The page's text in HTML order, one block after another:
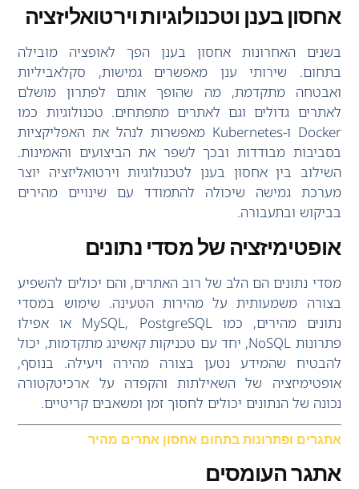
אחסון בענן וטכנולוגיות וירטואליזציה
בשנים האחרונות אחסון בענן הפך לאופציה מובילה
בתחום. שירותי ענן מאפשרים גמישות, סקלאביליות
ואבטחה מתקדמת, מה שהופך אותם לפתרון מושלם
לאתרים גדולים וגם לאתרים מתפתחים. טכנולוגיות כמו
Docker ו-Kubernetes מאפשרות לנהל את האפליקציות
בסביבות מבודדות ובכך לשפר את הביצועים והאמינות.
השילוב בין אחסון בענן לטכנולוגיות וירטואליזציה יוצר
מערכת גמישה שיכולה להתמודד עם שינויים מהירים
בביקוש ובתעבורה.
אופטימיזציה של מסדי נתונים
מסדי נתונים הם הלב של רוב האתרים, והם יכולים להשפיע
בצורה משמעותית על מהירות הטעינה. שימוש במסדי
נתונים מהירים, כמו MySQL, PostgreSQL או אפילו
פתרונות NoSQL, יחד עם טכניקות קאשינג מתקדמות, יכול
להבטיח שהמידע נטען בצורה מהירה ויעילה. בנוסף,
אופטימיזציה של השאילתות והקפדה על ארכיטקטורה
נכונה של הנתונים יכולים לחסוך זמן ומשאבים קריטיים.
אתגרים ופתרונות בתחום אחסון אתרים מהיר
אתגר העומסים